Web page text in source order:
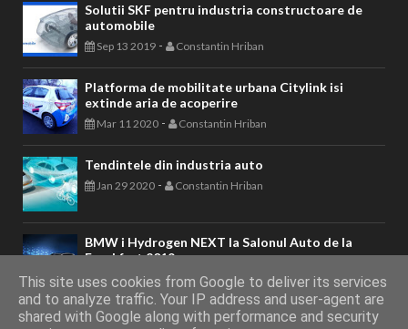
Solutii SKF pentru industria constructoare de
automobile
Sep 13 2019 - Constantin Hriban
Platforma de mobilitate urbana Citylink isi
extinde aria de acoperire
Mar 11 2020 - Constantin Hriban
Tendintele din industria auto
Jan 29 2020 - Constantin Hriban
BMW i Hydrogen NEXT la Salonul Auto de la
Frankfurt 2019
Sep 11 2019- Constantin Hriban
This site uses cookies from Google to deliver its services
and to analyze traffic. Your IP address and user-agent are
shared with Google along with performance and security